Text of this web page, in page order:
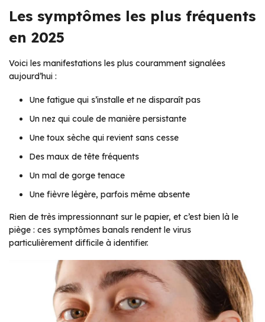
Les symptômes les plus fréquents
en 2025
Voici les manifestations les plus couramment signalées
aujourd’hui :
Une fatigue qui s’installe et ne disparaît pas
Un nez qui coule de manière persistante
Une toux sèche qui revient sans cesse
Des maux de tête fréquents
Un mal de gorge tenace
Une fièvre légère, parfois même absente
Rien de très impressionnant sur le papier, et c’est bien là le
piège : ces symptômes banals rendent le virus
particulièrement difficile à identifier.